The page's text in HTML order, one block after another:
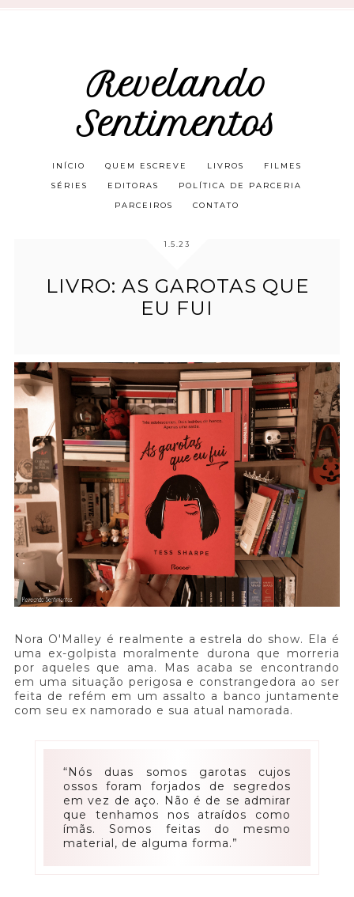
Revelando
Sentimentos
INÍCIO QUEM ESCREVE LIVROS FILMES
SÉRIES EDITORAS POLÍTICA DE PARCERIA
PARCEIROS CONTATO
1.5.23
LIVRO: AS GAROTAS QUE
EU FUI
Nora O'Malley é realmente a estrela do show. Ela é
uma ex-golpista moralmente durona que morreria
por aqueles que ama. Mas acaba se encontrando
em uma situação perigosa e constrangedora ao ser
feita de refém em um assalto a banco juntamente
com seu ex namorado e sua atual namorada.
“Nós duas somos garotas cujos
ossos foram forjados de segredos
em vez de aço. Não é de se admirar
que tenhamos nos atraídos como
ímãs. Somos feitas do mesmo
material, de alguma forma.”